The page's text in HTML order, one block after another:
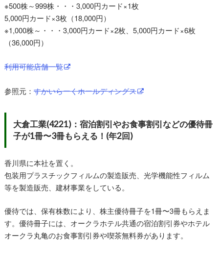
※500株～999株・・・3,000円カード×1枚
5,000円カード×3枚（18,000円）
※1,000株～・・・3,000円カード×2枚、5,000円カード×6枚
（36,000円）
利用可能店舗一覧
参照元： すかいらーくホールディングス
大倉工業(4221)：宿泊割引やお食事割引などの優待冊
子が1冊〜3冊もらえる！(年2回)
香川県に本社を置く。
包装用プラスチックフィルムの製造販売、光学機能性フィルム
等を製造販売、建材事業をしている。
優待では、保有株数により、株主優待冊子を1冊〜3冊もらえま
す。優待冊子には、オークラホテル共通の宿泊割引券やホテル
オークラ丸亀のお食事割引券や喫茶無料券があります。